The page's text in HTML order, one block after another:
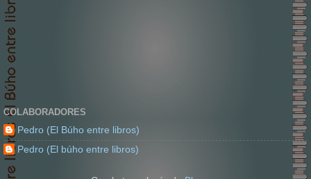
COLABORADORES
Pedro (El Búho entre libros)
Pedro (El búho entre libros)